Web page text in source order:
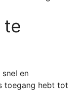
te
en
toegang hebt tot